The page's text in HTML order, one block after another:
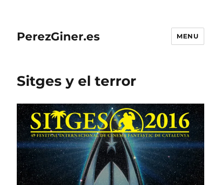
PerezGiner.es MENU
Sitges y el terror